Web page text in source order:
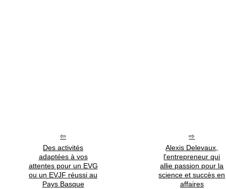
Des activités
adaptées à vos
attentes pour un EVG
ou un EVJF réussi au
Pays Basque
Alexis Delevaux,
l'entrepreneur qui
allie passion pour la
science et succès en
affaires